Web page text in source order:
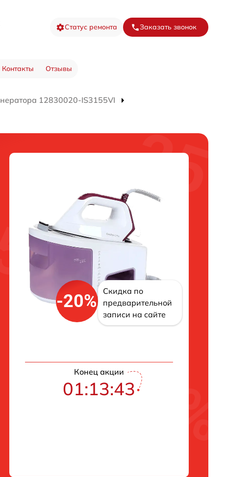
Статус ремонта Заказать звонок
Контакты Отзывы
12830020-IS3155VI
-20%
Скидка по
предварительной
записи на сайте
Конец акции
01:13:42